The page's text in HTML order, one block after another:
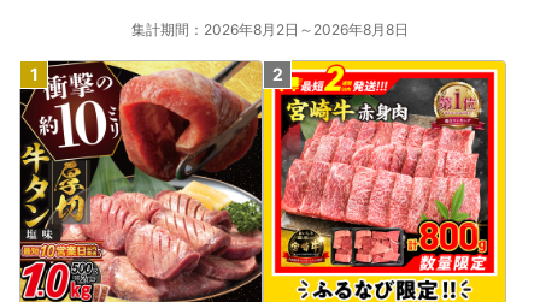
集計期間：2026年8月2日～2026年8月8日